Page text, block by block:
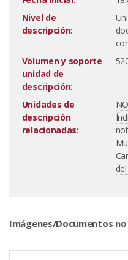
Nivel de
descripción:
Volumen y soporte
unidad de
descripción:
Unidades de
descripción
relacionadas:
Imágenes/Documentos